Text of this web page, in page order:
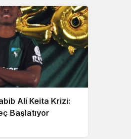
Ali Keita Krizi:
Başlatıyor